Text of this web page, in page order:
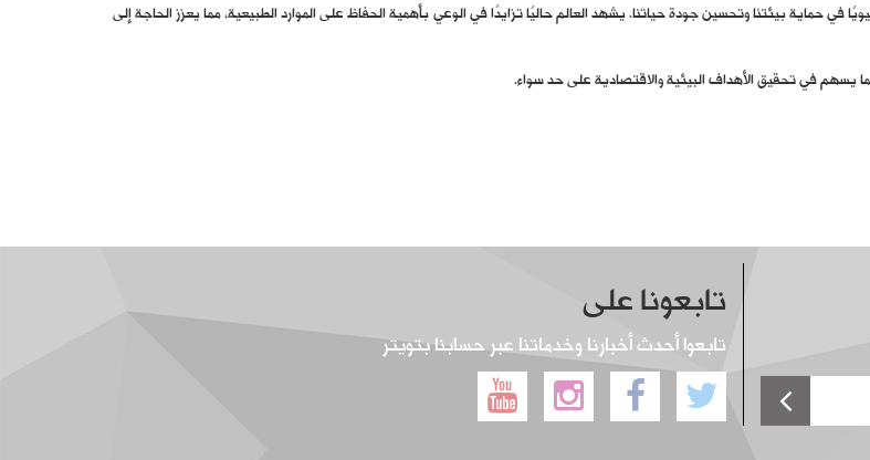
في حماية بيئتنا وتحسين جودة حياتنا. يشهد العالم حاليًا تزايدًا في الوعي بأهمية الحفاظ على الموارد الطبيعية، مما يعزز الحاجة إلى
يسهم في تحقيق الأهداف البيئية والاقتصادية على حد سواء.
تابعونا على
تابعوا أحدث أخبارنا وخدماتنا عبر حسابنا بتويتر